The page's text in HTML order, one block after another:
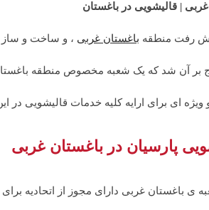
| قالیشویی در باغستان
رفت منطقه باغستان غربی ، و ساخت و ساز
بر آن شد که یک شعبه مخصوص منطقه
ویژه ای برای ارایه کلیه خدمات قالیشویی در
پارسیان در باغستان غربی
ی باغستان غربی دارای مجوز از اتحادیه برای